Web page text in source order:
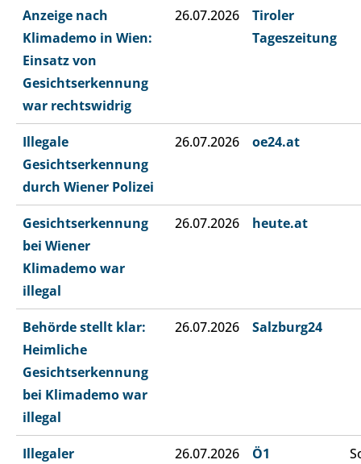
Anzeige nach
Klimademo in Wien:
Einsatz von
Gesichtserkennung
war rechtswidrig
26.07.2026
Tiroler
Tageszeitung
Illegale
Gesichtserkennung
durch Wiener Polizei
26.07.2026 oe24.at
Gesichtserkennung
bei Wiener
Klimademo war
illegal
26.07.2026 heute.at
Behörde stellt klar:
Heimliche
Gesichtserkennung
bei Klimademo war
illegal
26.07.2026 Salzburg24
Illegaler
26.07.2026 Ö1